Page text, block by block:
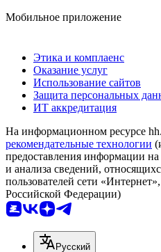
Мобильное приложение
Этика и комплаенс
Оказание услуг
Использование сайтов
Защита персональных
ИТ аккредитация
На информационном ресурсе
рекомендательные технологии
предоставления информации на
и анализа сведений,
пользователей сети
Российской Федерации)
Русский